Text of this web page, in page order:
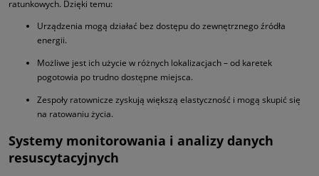
ratunkowych. Dzięki temu:
Urządzenia mogą działać bez dostępu do zewnętrznego źródła
energii.
Możliwe jest ich użycie w różnych lokalizacjach – od karetek
pogotowia po trudno dostępne miejsca.
Zespoły ratownicze zyskują większą elastyczność i mogą skupić się
na ratowaniu życia.
Systemy monitorowania i analizy danych
resuscytacyjnych